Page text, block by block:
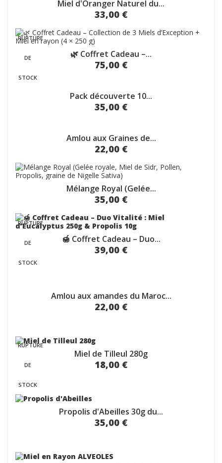
Miel d'Oranger Naturel du...
33,00 €
🌿 Coffret Cadeau –...
75,00 €
RUPTURE
DE
STOCK
Pack découverte 10...
35,00 €
Amlou aux Graines de...
22,00 €
Mélange Royal (Gelée...
35,00 €
🍯 Coffret Cadeau – Duo...
39,00 €
RUPTURE
DE
STOCK
Amlou aux amandes du Maroc...
22,00 €
Miel de Tilleul 280g
18,00 €
RUPTURE
DE
STOCK
Propolis d'Abeilles 30g du...
35,00 €